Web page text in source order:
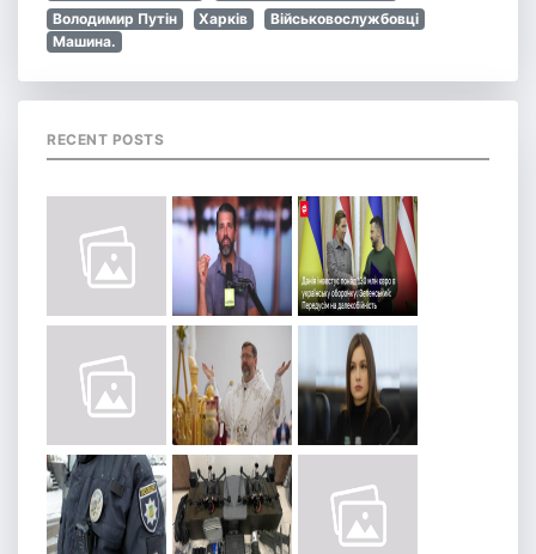
Володимир Путін
Харків
Військовослужбовці
Машина.
RECENT POSTS